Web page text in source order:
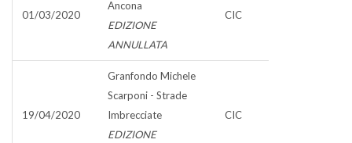
01/03/2020
Ancona
EDIZIONE
ANNULLATA
CIC
19/04/2020
Granfondo Michele
Scarponi - Strade
Imbrecciate
EDIZIONE
CIC